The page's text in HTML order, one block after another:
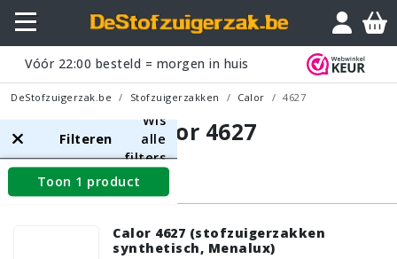
Vóór 22:00 besteld = morgen in huis
DeStofzuigerzak.be Stofzuigerzakken Calor 4627
Calor 4627
Filteren
Wis
alle
filters
Toon 1 product
Stofzuigerzakken
Calor 4627 (stofzuigerzakken
synthetisch, Menalux)